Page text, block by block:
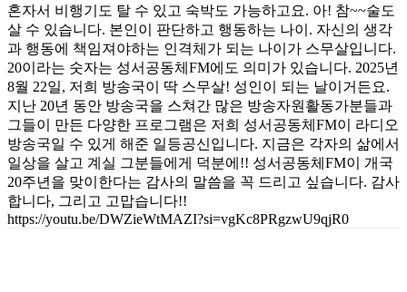
혼자서 비행기도 탈 수 있고 숙박도 가능하고요. 아! 참~~술도
살 수 있습니다. 본인이 판단하고 행동하는 나이. 자신의 생각
과 행동에 책임져야하는 인격체가 되는 나이가 스무살입니다.
20이라는 숫자는 성서공동체FM에도 의미가 있습니다. 2025년
8월 22일, 저희 방송국이 딱 스무살! 성인이 되는 날이거든요.
지난 20년 동안 방송국을 스쳐간 많은 방송자원활동가분들과
그들이 만든 다양한 프로그램은 저희 성서공동체FM이 라디오
방송국일 수 있게 해준 일등공신입니다. 지금은 각자의 삶에서
일상을 살고 계실 그분들에게 덕분에!! 성서공동체FM이 개국
20주년을 맞이한다는 감사의 말씀을 꼭 드리고 싶습니다. 감사
합니다, 그리고 고맙습니다!!
https://youtu.be/DWZieWtMAZI?si=vgKc8PRgzwU9qjR0